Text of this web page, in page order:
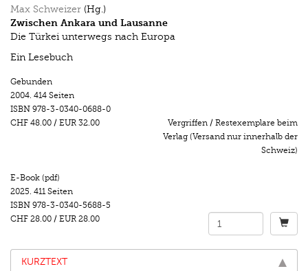
Max Schweizer (Hg.)
Zwischen Ankara und Lausanne
Die Türkei unterwegs nach Europa
Ein Lesebuch
Gebunden
2004. 414 Seiten
ISBN 978-3-0340-0688-0
CHF 48.00 / EUR 32.00
Vergriffen / Restexemplare beim
Verlag (Versand nur innerhalb der
Schweiz)
E-Book (pdf)
2025. 411 Seiten
ISBN 978-3-0340-5688-5
CHF 28.00 / EUR 28.00
KURZTEXT